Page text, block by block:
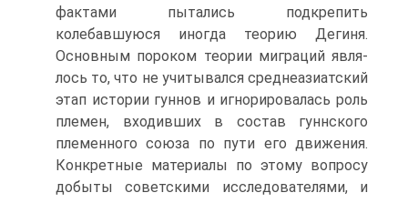
фактами пытались подкрепить
колебавшуюся иногда теорию Дегиня.
Основным пороком теории миграций явля­
лось то, что не учитывался среднеазиатский
этап истории гун­нов и игнорировалась роль
племен, входивших в состав гунн­ского
племенного союза по пути его движения.
Конкретные материалы по этому вопросу
добыты советскими исследова­телями, и